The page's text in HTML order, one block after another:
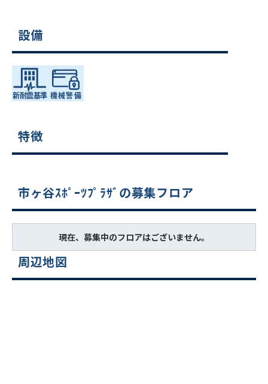
設備
特徴
市ヶ谷ｽﾎﾟｰﾂﾌﾟﾗｻﾞの募集フロア
現在、募集中のフロアはございません。
周辺地図